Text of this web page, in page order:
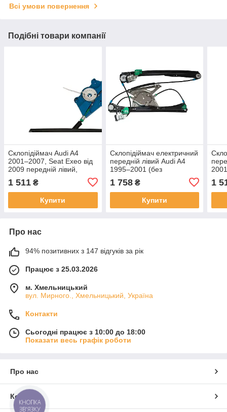
Всі умови повернення
Подібні товари компанії
Склопідіймач Audi A4
2001–2007, Seat Exeo від
2009 передній лівий,
електричний, без двигуна
1 511 ₴
Купити
Склопідіймач електричний
передній лівий Audi A4
1995–2001 (без
1 758₴
Купити
1
Про нас
94% позитивних з 147 відгуків за рік
Працює з 25.03.2026
м. Хмельницький
вул. Мирного., Хмельницький, Україна
Контакти
Сьогодні працює з 10:00 до 18:00
Показати весь графік роботи
Про нас
Контакти
КНОПКА
ЗВ'ЯЗКУ